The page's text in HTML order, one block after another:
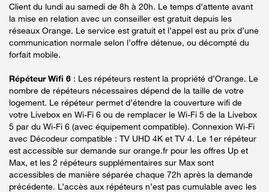
Client du lundi au samedi de 8h à 20h. Le temps d’attente avant
la mise en relation avec un conseiller est gratuit depuis les
réseaux Orange. Le service est gratuit et l’appel est au prix d’une
communication normale selon l’offre détenue, ou décompté du
forfait mobile.
Répéteur Wifi 6 : Les répéteurs restent la propriété d’Orange. Le
nombre de répéteurs nécessaires dépend de la taille de votre
logement. Le répéteur permet d’étendre la couverture wifi de
votre Livebox en Wi-Fi 6 ou de remplacer le Wi-Fi 5 de la Livebox
5 par du Wi-Fi 6 (avec équipement compatible). Connexion Wi-Fi
avec Décodeur compatible : TV UHD 4K et TV 4. Le 1er répéteur
est accessible sur demande sur orange.fr pour les offres Up et
Max, et les 2 répéteurs supplémentaires sur Max sont
accessibles de manière séparée chaque 72h après la demande
précédente. L’accès aux répéteurs n’est pas cumulable avec les